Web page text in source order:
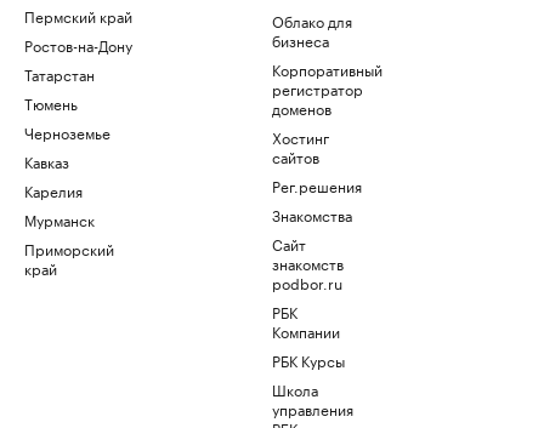
Пермский край
Ростов-на-Дону
Татарстан
Тюмень
Черноземье
Кавказ
Карелия
Мурманск
Приморский
край
Облако для
бизнеса
Корпоративный
регистратор
доменов
Хостинг
сайтов
Рег.решения
Знакомства
Сайт
знакомств
podbor.ru
РБК
Компании
РБК Курсы
Школа
управления